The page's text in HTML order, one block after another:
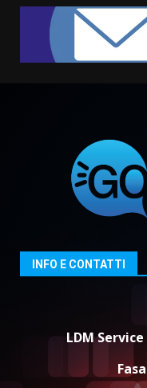
1
di
6
6
3
La
6
INFO E CONTATTI
LDM